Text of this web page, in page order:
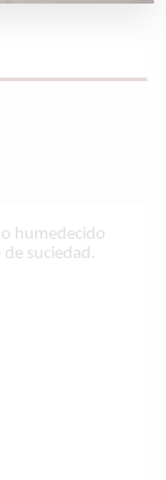
humedecido
suciedad.